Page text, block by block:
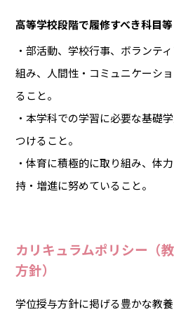
高等学校段階で履修すべき科目等
・部活動、学校行事、ボランテ
組み、人間性・コミュニケーシ
ること。
・本学科での学習に必要な基礎
つけること。
・体育に積極的に取り組み、体
持・増進に努めていること。
カリキュラムポリシー（
方針）
学位授与方針に掲げる豊かな教